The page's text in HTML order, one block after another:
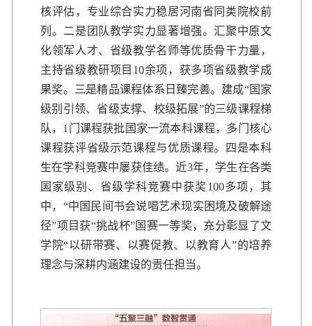
核评估，专业综合实力稳居河南省同类院校前
列。二是团队教学实力显著增强。汇聚中原文
化领军人才、省级教学名师等优质骨干力量，
主持省级教研项目10余项，获多项省级教学成
果奖。三是精品课程体系日臻完善。建成“国家
级别引领、省级支撑、校级拓展”的三级课程梯
队，1门课程获批国家一流本科课程，多门核心
课程获评省级示范课程与优质课程。四是本科
生在学科竞赛中屡获佳绩。近3年，学生在各类
国家级别、省级学科竞赛中获奖100多项，其
中，“中国民间书会说唱艺术现实困境及破解途
径”项目获“挑战杯”国赛一等奖，充分彰显了文
学院“以研带赛、以赛促教、以教育人”的培养
理念与深耕内涵建设的责任担当。